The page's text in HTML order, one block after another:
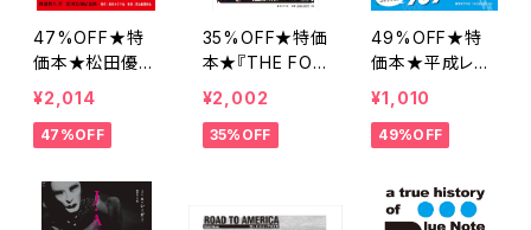
47%OFF★特
価本★松田優作
写真集 スローニ
ュアンス 渡邉
俊夫著／松田美
¥2,014
47%OFF
35%OFF★特価
本★『THE FOO
LS MR.ロック
ンロール・フリー
ダム』志田 歩
¥2,002
35%OFF
49%OFF★特
価本★平成レト
ロの世界 山下メ
ロ・コレクション
¥1,010
49%OFF